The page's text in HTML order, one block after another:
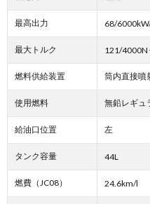
最高出力 68/
最大トルク 121/4000N
燃料供給装置 筒内直接噴
使用燃料 無鉛レギュ
給油口位置 左
タンク容量 44L
燃費（JC08） 24.6km/l